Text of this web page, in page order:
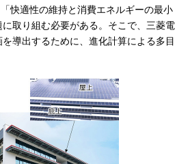
快適性の維持と消費エネルギーの最小
取り組む必要がある。そこで、三菱電
導出するために、進化計算による多目